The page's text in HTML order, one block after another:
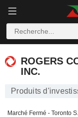
ROGERS
INC.
Produits
Marché Fermé - Toronto